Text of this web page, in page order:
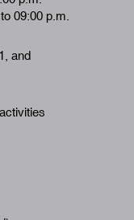
09:00 p.m.
and